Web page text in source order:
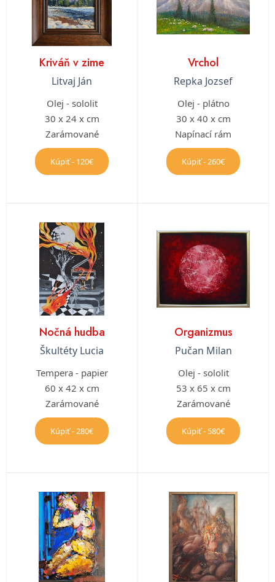
Kriváň v zime
Litvaj Ján
Olej - sololit
30 x 24 x cm
Zarámované
Kúpiť - 120€
Vrchol
Repka Jozsef
Olej - plátno
30 x 40 x cm
Napínací rám
Kúpiť - 260€
Nočná hudba
Škultéty Lucia
Tempera - papier
60 x 42 x cm
Zarámované
Kúpiť - 280€
Organizmus
Pučan Milan
Olej - sololit
53 x 65 x cm
Zarámované
Kúpiť - 580€